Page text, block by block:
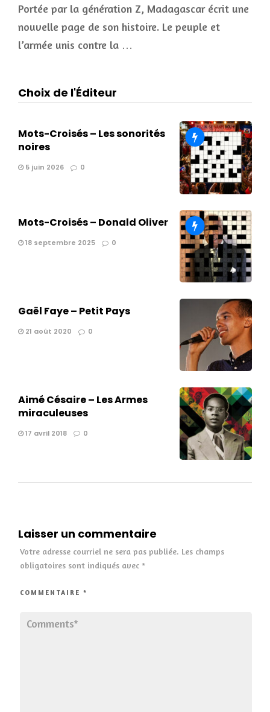
Portée par la génération Z, Madagascar écrit une
nouvelle page de son histoire. Le peuple et
l’armée unis contre la …
Choix de l'Éditeur
Mots-Croisés – Les sonorités
noires
5 juin 2026 0
Mots-Croisés – Donald Oliver
18 septembre 2025 0
Gaël Faye – Petit Pays
21 août 2020 0
Aimé Césaire – Les Armes
miraculeuses
17 avril 2018 0
Laisser un commentaire
Votre adresse courriel ne sera pas publiée. Les champs
obligatoires sont indiqués avec *
COMMENTAIRE *